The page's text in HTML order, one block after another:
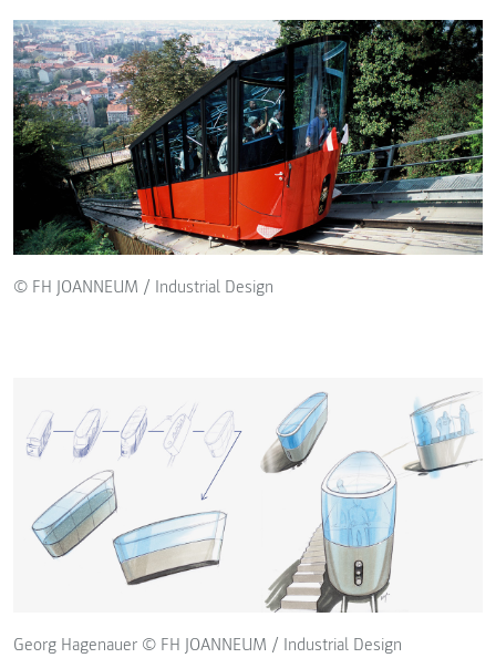
© FH JOANNEUM / Industrial Design
Georg Hagenauer © FH JOANNEUM / Industrial Design